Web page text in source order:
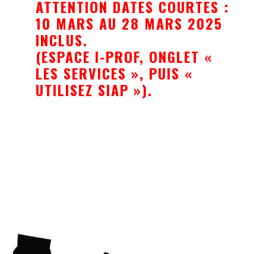
ATTENTION DATES COURTES :
10 MARS AU 28 MARS 2025
INCLUS.
(ESPACE I-PROF, ONGLET «
LES SERVICES », PUIS «
UTILISEZ SIAP »).